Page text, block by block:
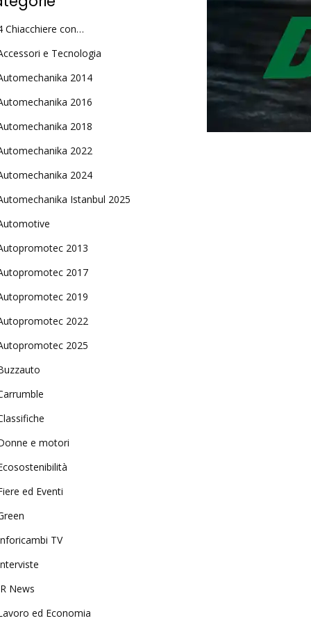
Chiacchiere con…
e Tecnologia
2014
2016
2018
2022
2024
Istanbul 2025
2013
2017
2019
2022
2025
e motori
ed Eventi
TV
News
ed Economia